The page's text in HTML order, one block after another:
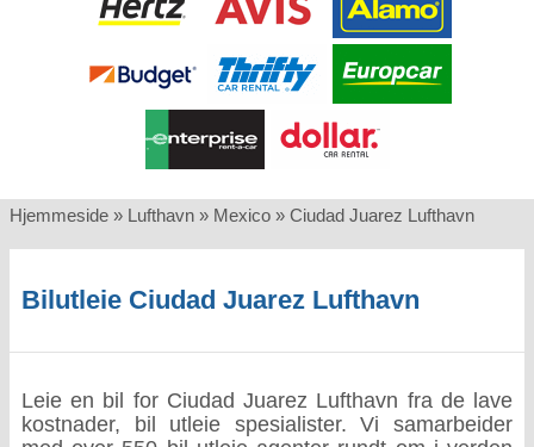
Hjemmeside » Lufthavn » Mexico » Ciudad Juarez Lufthavn
Bilutleie Ciudad Juarez Lufthavn
Leie en bil for Ciudad Juarez Lufthavn fra de lave
kostnader, bil utleie spesialister. Vi samarbeider